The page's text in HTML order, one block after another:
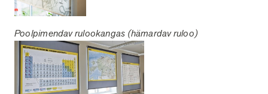
Poolpimendav rulookangas (hämardav ruloo)